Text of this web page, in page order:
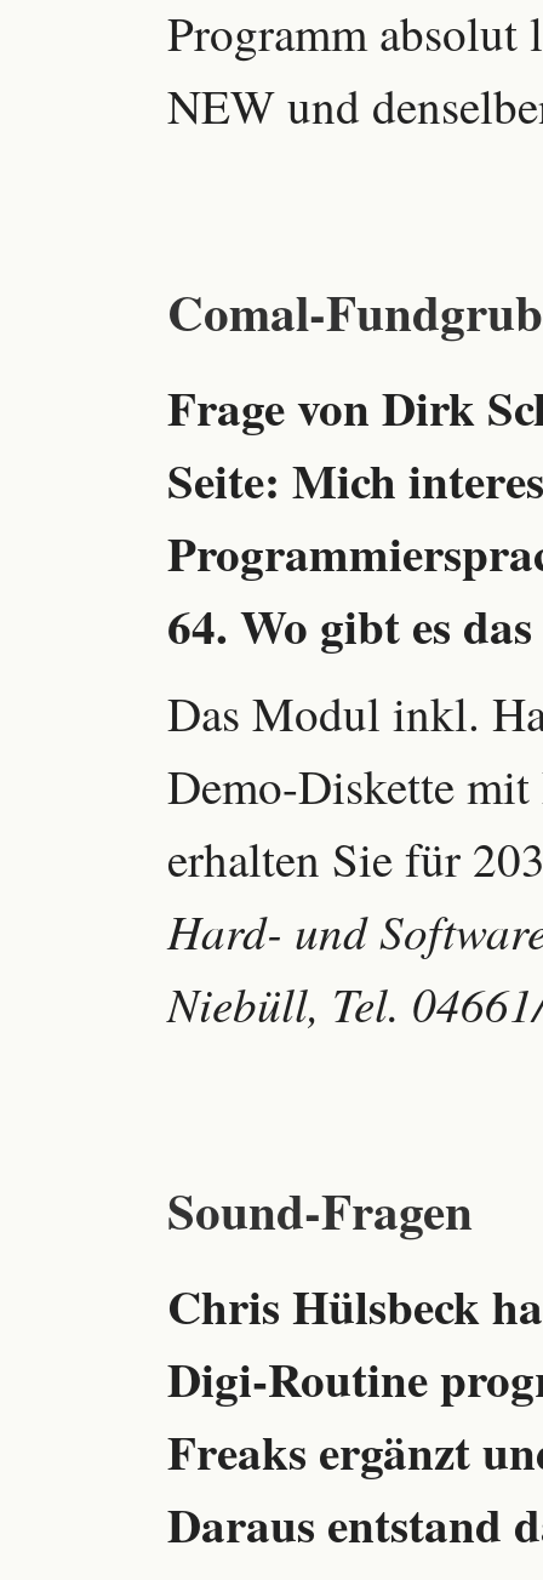
Programm absolut
NEW und
Comal-
Frage von Dirk
Seite: Mich
64. Wo gibt es
Das Modul inkl.
Demo-Diskette
erhalten Sie für
Hard- und
Niebüll, Tel.
Sound-Fragen
Chris Hülsbeck
Digi-Routine
Freaks ergänzt
Daraus entstand